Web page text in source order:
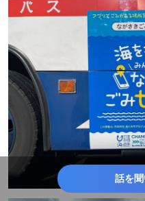
話を